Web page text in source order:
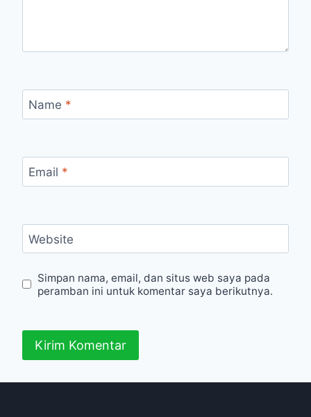
Name *
Email *
Website
Simpan nama, email, dan situs web saya pada
peramban ini untuk komentar saya berikutnya.